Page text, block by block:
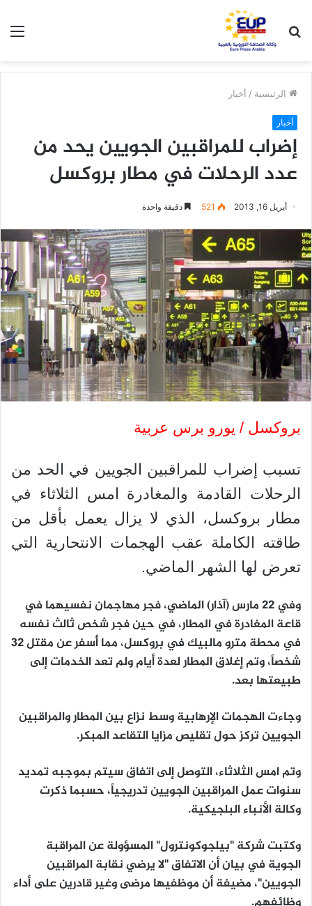
عن
الرئيسية / أخبار
أخبار
إضراب للمراقبين الجويين يحد من
عدد الرحلات في مطار بروكسل
أبريل 16, 2013 521 دقيقة واحدة
بروكسل / يورو برس عربية
تسبب إضراب للمراقبين الجويين في الحد من
الرحلات القادمة والمغادرة امس الثلاثاء في
مطار بروكسل، الذي لا يزال يعمل بأقل من
طاقته الكاملة عقب الهجمات الانتحارية التي
تعرض لها الشهر الماضي.
وفي 22 مارس (آذار) الماضي، فجر مهاجمان نفسيهما في
قاعة المغادرة في المطار، في حين فجر شخص ثالث نفسه
في محطة مترو مالبيك في بروكسل، مما أسفر عن مقتل 32
شخصاً، وتم إغلاق المطار لعدة أيام ولم تعد الخدمات إلى
طبيعتها بعد.
وجاءت الهجمات الإرهابية وسط نزاع بين المطار والمراقبين
الجويين تركز حول تقليص مزايا التقاعد المبكر.
وتم امس الثلاثاء، التوصل إلى اتفاق سيتم بموجبه تمديد
سنوات عمل المراقبين الجويين تدريجياً، حسبما ذكرت
وكالة الأنباء البلجيكية.
وكتبت شركة "بيلجوكونترول" المسؤولة عن المراقبة
الجوية في بيان أن الاتفاق "لا يرضي نقابة المراقبين
الجويين"، مضيفة أن موظفيها مرضى وغير قادرين على أداء